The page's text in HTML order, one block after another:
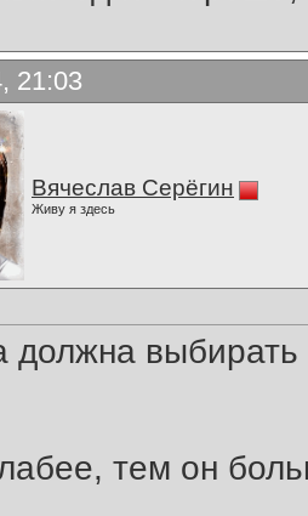
21:03
Вячеслав Серёгин
Живу я здесь
выбирать
тем он